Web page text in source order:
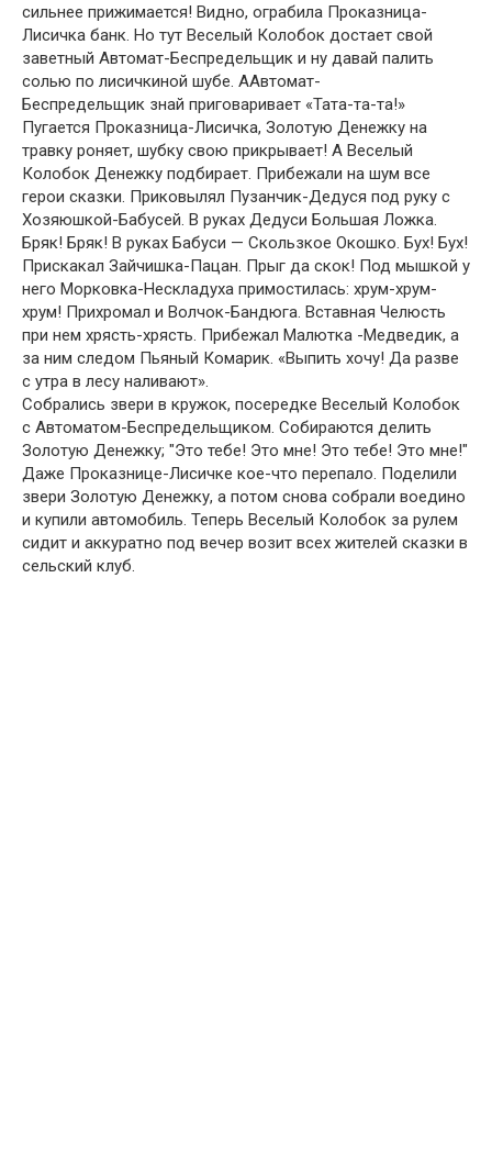
сильнее прижимается! Видно, ограбила Проказница-
Лисичка банк. Но тут Веселый Колобок достает свой
заветный Автомат-Беспредельщик и ну давай палить
солью по лисичкиной шубе. ААвтомат-
Беспредельщик знай приговаривает «Тата-та-та!»
Пугается Проказница-Лисичка, Золотую Денежку на
травку роняет, шубку свою прикрывает! А Веселый
Колобок Денежку подбирает. Прибежали на шум все
герои сказки. Приковылял Пузанчик-Дедуся под руку с
Хозяюшкой-Бабусей. В руках Дедуси Большая Ложка.
Бряк! Бряк! В руках Бабуси — Скользкое Окошко. Бух! Бух!
Прискакал Зайчишка-Пацан. Прыг да скок! Под мышкой у
него Морковка-Нескладуха примостилась: хрум-хрум-
хрум! Прихромал и Волчок-Бандюга. Вставная Челюсть
при нем хрясть-хрясть. Прибежал Малютка -Медведик, а
за ним следом Пьяный Комарик. «Выпить хочу! Да разве
с утра в лесу наливают».
Собрались звери в кружок, посередке Веселый Колобок
с Автоматом-Беспредельщиком. Собираются делить
Золотую Денежку; "Это тебе! Это мне! Это тебе! Это мне!"
Даже Проказнице-Лисичке кое-что перепало. Поделили
звери Золотую Денежку, а потом снова собрали воедино
и купили автомобиль. Теперь Веселый Колобок за рулем
сидит и аккуратно под вечер возит всех жителей сказки в
сельский клуб.